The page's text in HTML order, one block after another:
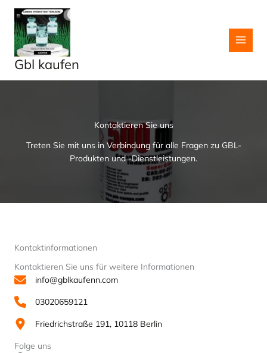
Skip
content
Gbl kaufen
Kontaktieren Sie uns
Treten Sie mit uns in Verbindung für alle Fragen zu GBL-
Produkten und -Dienstleistungen.
Kontaktinformationen
Kontaktieren Sie uns für weitere Informationen
info@gblkaufenn.com
03020659121
Friedrichstraße 191, 10118 Berlin
Folge uns